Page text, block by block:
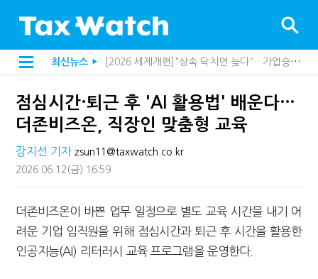
최신뉴스 ▶
[2026 세제개편]"상속 닥치면 늦다"…가업승계 성패, 시간에 달렸다
[2026 세제개편]종부세는 집값, 가업상속은 기술…납세자가 꼭 볼 5가지
해외 안 갔는데 긁힌 신용카드…관세청이 몇분 만에 찾아낸 비결은?
"3.3% 시대 끝...세무플랫폼 사업모델 흔들린다"
세무법인 HKL, 조사·재산세 전문가 임종수 세무사 영입
김밥엔 어떤 술 어울릴까?…국세청이 K-푸드 꺼낸 까닭
점심시간·퇴근 후 'AI 활용법' 배운다…
더존비즈온, 직장인 맞춤형 교육
강지선 기자 zsun11@taxwatch.co.kr
2026.06.12 (금) 16:59
더존비즈온이 바쁜 업무 일정으로 별도 교육 시간을 내기 어
려운 기업 임직원을 위해 점심시간과 퇴근 후 시간을 활용한
인공지능(AI) 리터러시 교육 프로그램을 운영한다.